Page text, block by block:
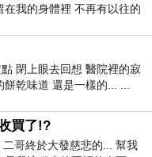
在我的身體裡 不再有以往的
閉上眼去回想 醫院裡的寂
乾味道 還是一樣的... ...
買了!?
哥終於大發慈悲的... 幫我